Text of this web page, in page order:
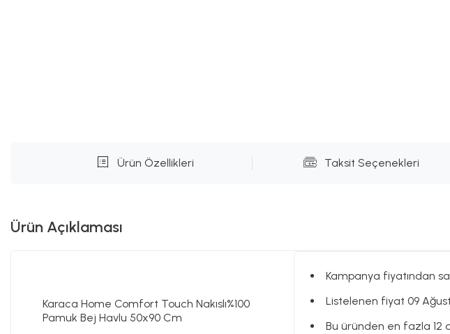
Ürün Özellikleri Taksit Seçenekleri
Ürün Açıklaması
Karaca Home Comfort Touch Nakıslı%100
Pamuk Bej Havlu 50x90 Cm
Kampanya fiyatından
Listelenen fiyat 09
Bu üründen en fazla 12